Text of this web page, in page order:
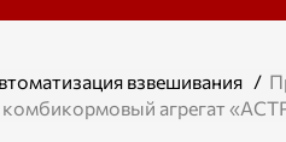
взвешивания /
агрегат